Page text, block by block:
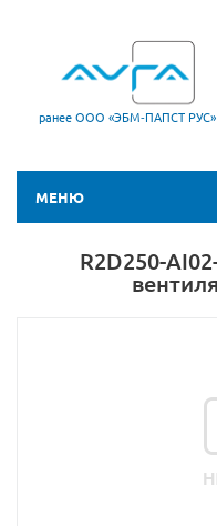
ранее ООО «ЭБМ‑ПАПСТ РУС»
МЕНЮ
R2D250-